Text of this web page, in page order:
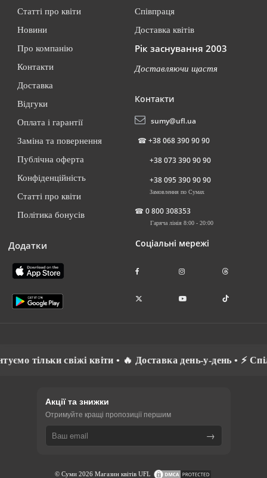
Статті про квіти
Новини
Про компанію
Контакти
Доставка
Відгуки
Оплата і гарантії
Заміна та повернення
Публічна оферта
Конфіденційність
Статті про квіти
Політика бонусів
Додатки
Співпраця
Доставка квітів
Рік заснування 2003
Доставляючи щастя
Контакти
sumy@ufl.ua
☎ +38 068 390 90 90
+38 073 390 90 90
+38 095 390 90 90
Замовлення по Сумах
☎ 0 800 308353
Гаряча лінія 8:00 - 20:00
Соціальні мережі
свіжі квіти • 🔥 Доставка день-у-день • ⚡
Акції та знижки
Отримуйте кращі пропозиції першим
→
© Суми 2026 Магазин квітів UFL